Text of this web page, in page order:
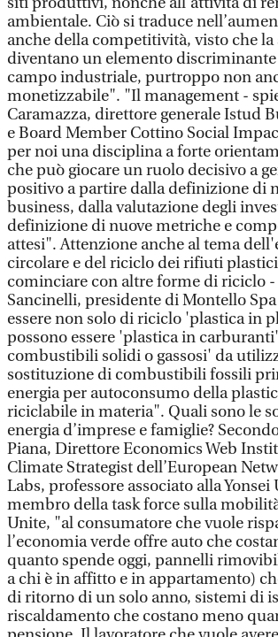
ambientale. Ciò si traduce
anche della competitività, visto che
diventano un elemento
campo industriale, purtroppo non
monetizzabile". "Il management -
Caramazza, direttore generale Istud
e Board Member Cottino Social
per noi una disciplina a forte
che può giocare un ruolo decisivo a
positivo a partire dalla definizione di
business, dalla valutazione degli
definizione di nuove metriche e
attesi". Attenzione anche al tema
circolare e del riciclo dei rifiuti
cominciare con altre forme di riciclo -
Sancinelli, presidente di Montello
essere non solo di riciclo 'plastica in
possono essere 'plastica in
combustibili solidi o gassosi' da
sostituzione di combustibili fossili
energia per autoconsumo della
riciclabile in materia". Quali sono le
energia d’imprese e famiglie?
Piana, Direttore Economics Web
Climate Strategist dell’European
Labs, professore associato alla Yonsei
membro della task force sulla
Unite, "al consumatore che vuole
l’economia verde offre auto che
quanto spende oggi, pannelli
a chi è in affitto e in appartamento)
di ritorno di un solo anno, sistemi di
riscaldamento che costano meno